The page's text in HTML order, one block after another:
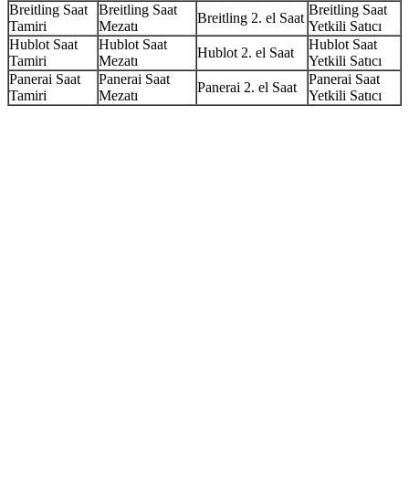
Breitling Saat
Tamiri
Breitling Saat
Mezatı
Breitling 2. el Saat
Breitling Saat
Yetkili Satıcı
Hublot Saat
Tamiri
Hublot Saat
Mezatı
Hublot 2. el Saat
Hublot Saat
Yetkili Satıcı
Panerai Saat
Tamiri
Panerai Saat
Mezatı
Panerai 2. el Saat
Panerai Saat
Yetkili Satıcı